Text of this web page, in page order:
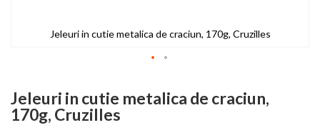
Jeleuri in cutie metalica de craciun,
170g, Cruzilles
Jeleuri in cutie metalica de craciun, 170g, Cruzilles
the
beginning